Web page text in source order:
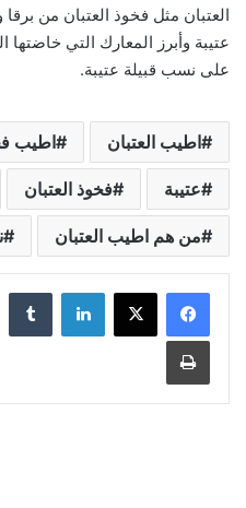
العتبان مثل فخوذ العتبان من
عتيبة وأبرز المعارك التي خاضتها
على نسب قبيلة عتيبة.
اطيب العتبان اطيب
عتيبة فخوذ العتبان
من هم اطيب العتبان
لينكدإن